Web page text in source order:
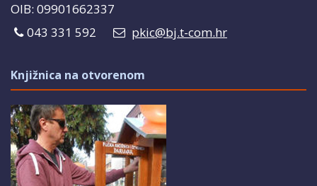
OIB: 09901662337
043 331 592
pkic@bj.t-com.hr
Knjižnica na otvorenom